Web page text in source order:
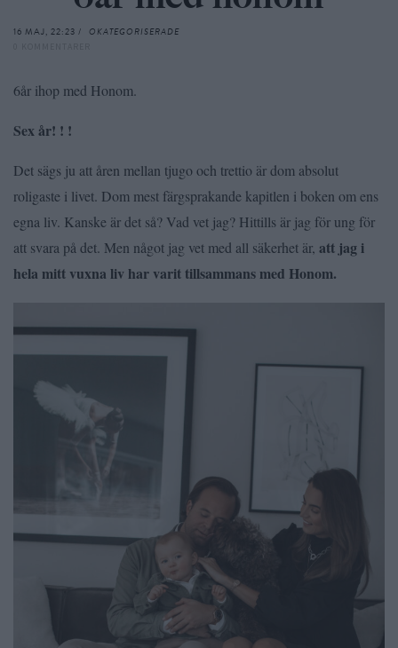
16 MAJ, 22:23 / OKATEGORISERADE
6år ihop med Honom.
Sex år! ! !
Det sägs ju att åren mellan tjugo och trettio är dom absolut
roligaste i livet. Dom mest färgsprakande kapitlen i boken om ens
egna liv. Kanske är det så? Vad vet jag? Hittills är jag för ung för
att svara på det. Men något jag vet med all säkerhet är, att jag i
hela mitt vuxna liv har varit tillsammans med Honom.